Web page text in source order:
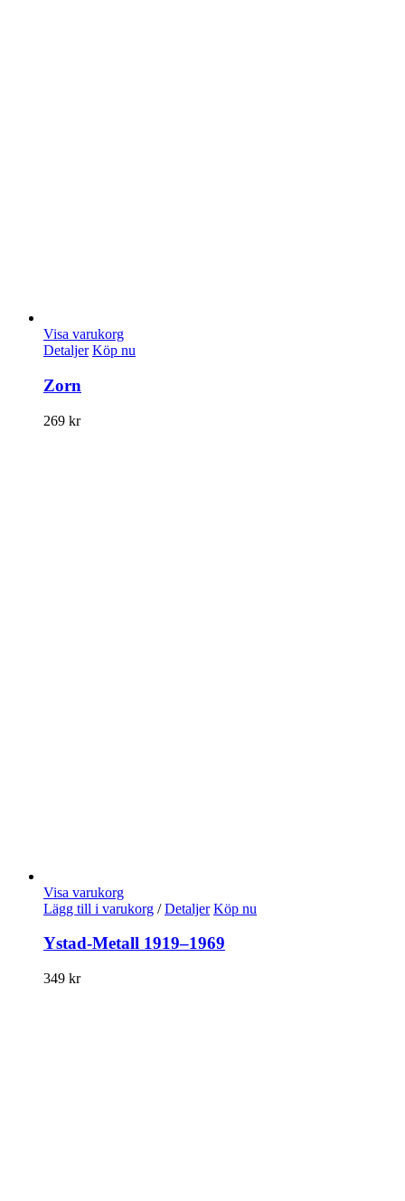
Visa varukorg
Detaljer Köp nu
Zorn
269 kr
Visa varukorg
Lägg till i varukorg / Detaljer Köp nu
Ystad-Metall 1919–1969
349 kr